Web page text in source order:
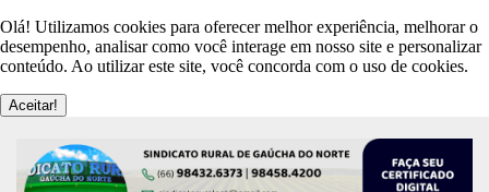
Olá! Utilizamos cookies para oferecer melhor experiência, melhorar o
desempenho, analisar como você interage em nosso site e personalizar
conteúdo. Ao utilizar este site, você concorda com o uso de cookies.
Aceitar!